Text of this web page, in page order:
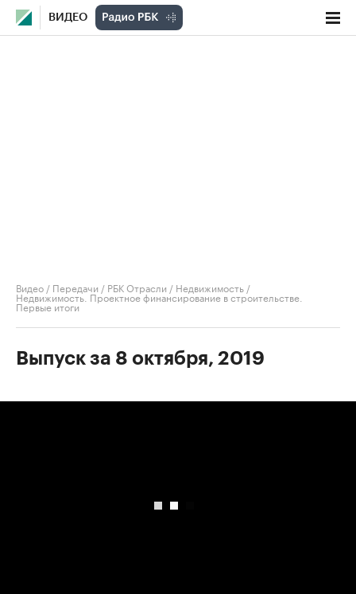
ВИДЕО
Видео / Передачи / РБК Отрасли / Недвижимость /
Недвижимость. Проектное финансирование в строительстве.
Первые итоги
Выпуск за 8 октября, 2019